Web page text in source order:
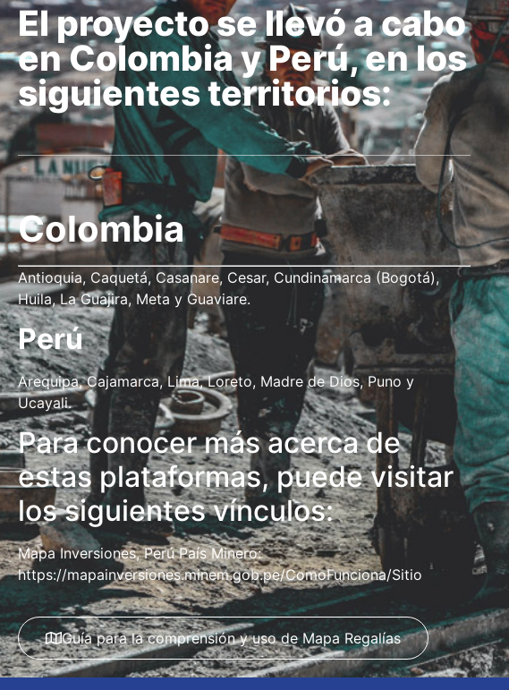
El proyecto se llevó a cabo
en Colombia y Perú, en los
siguientes territorios:
Colombia
Antioquia, Caquetá, Casanare, Cesar, Cundinamarca (Bogotá),
Huila, La Guajira, Meta y Guaviare.
Perú
Arequipa, Cajamarca, Lima, Loreto, Madre de Dios, Puno y
Ucayali.
Para conocer más acerca de
estas plataformas, puede visitar
los siguientes vínculos:
Mapa Inversiones, Perú País Minero:
https://mapainversiones.minem.gob.pe/ComoFunciona/Sitio
Guía para la comprensión y uso de Mapa Regalías